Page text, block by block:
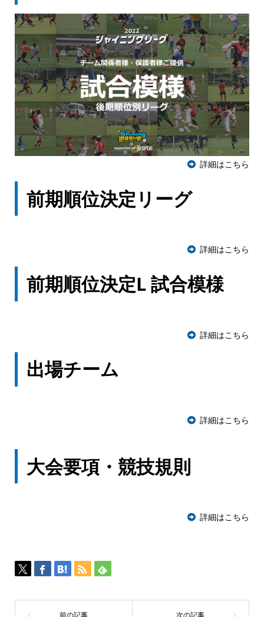
詳細はこちら
前期順位決定リーグ
詳細はこちら
前期順位決定L 試合模様
詳細はこちら
出場チーム
詳細はこちら
大会要項・競技規則
詳細はこちら